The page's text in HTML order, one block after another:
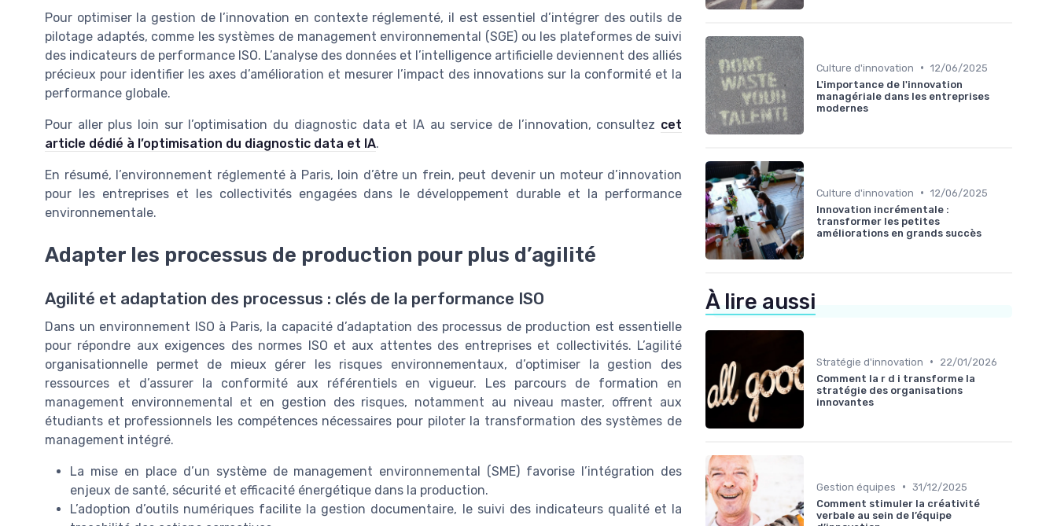
Pour optimiser la gestion de l’innovation en contexte réglementé, il est essentiel d’intégrer des outils de
pilotage adaptés, comme les systèmes de management environnemental (SGE) ou les plateformes de suivi
des indicateurs de performance ISO. L’analyse des données et l’intelligence artificielle deviennent des alliés
précieux pour identifier les axes d’amélioration et mesurer l’impact des innovations sur la conformité et la
performance globale.
Pour aller plus loin sur l’optimisation du diagnostic data et IA au service de l’innovation, consultez cet
article dédié à l’optimisation du diagnostic data et IA.
En résumé, l’environnement réglementé à Paris, loin d’être un frein, peut devenir un moteur d’innovation
pour les entreprises et les collectivités engagées dans le développement durable et la performance
environnementale.
Adapter les processus de production pour plus d’agilité
Agilité et adaptation des processus : clés de la performance ISO
Dans un environnement ISO à Paris, la capacité d’adaptation des processus de production est essentielle
pour répondre aux exigences des normes ISO et aux attentes des entreprises et collectivités. L’agilité
organisationnelle permet de mieux gérer les risques environnementaux, d’optimiser la gestion des
ressources et d’assurer la conformité aux référentiels en vigueur. Les parcours de formation en
management environnemental et en gestion des risques, notamment au niveau master, offrent aux
étudiants et professionnels les compétences nécessaires pour piloter la transformation des systèmes de
management intégré.
La mise en place d’un système de management environnemental (SME) favorise l’intégration des
enjeux de santé, sécurité et efficacité énergétique dans la production.
L’adoption d’outils numériques facilite la gestion documentaire, le suivi des indicateurs qualité et la
Culture d'innovation • 12/06/2025
L'importance de l'innovation
managériale dans les entreprises
modernes
Culture d'innovation • 12/06/2025
Innovation incrémentale :
transformer les petites
améliorations en grands succès
À lire aussi
Stratégie d'innovation •
22/01/2026
Comment la r d i transforme la
stratégie des organisations
innovantes
Gestion équipes • 31/12/2025
Comment stimuler la créativité
verbale au sein de l’équipe